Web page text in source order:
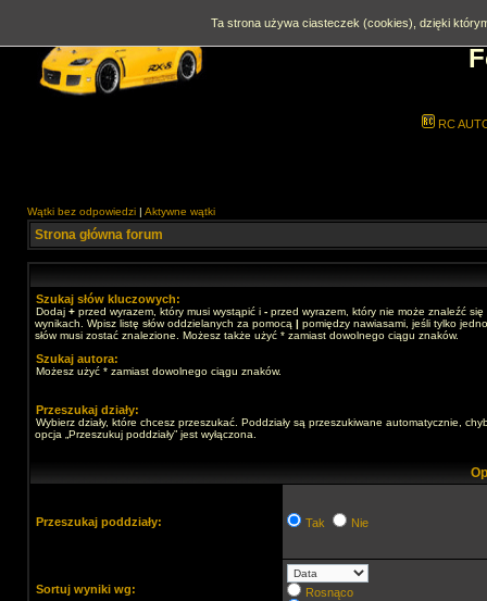
RC
Wątki bez odpowiedzi | Aktywne wątki
Strona główna forum
Szukaj słów kluczowych:
Dodaj + przed wyrazem, który musi wystąpić i - przed wyrazem, który nie może znaleźć się
wynikach. Wpisz listę słów oddzielanych za pomocą | pomiędzy nawiasami, jeśli tylko
słów musi zostać znalezione. Możesz także użyć * zamiast dowolnego ciągu znaków.
Szukaj autora:
Możesz użyć * zamiast dowolnego ciągu znaków.
Przeszukaj działy:
Wybierz działy, które chcesz przeszukać. Poddziały są przeszukiwane automatycznie,
opcja „Przeszukuj poddziały” jest wyłączona.
Przeszukaj poddziały: Tak Nie
Sortuj wyniki wg:
Rosnąco
Ta strona używa ciasteczek (cookies), dzięki